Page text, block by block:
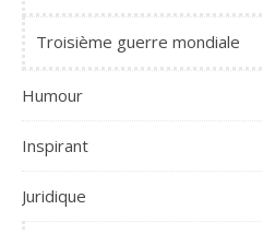
Troisième guerre mondiale
Humour
Inspirant
Juridique